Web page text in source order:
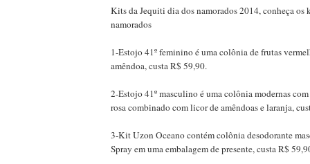
Kits da Jequiti dia dos namorados 2014, conheça os
namorados
1-Estojo 41º feminino é uma colônia de frutas
amêndoa, custa R$ 59,90.
2-Estojo 41º masculino é uma colônia modernas
rosa combinado com licor de amêndoas e laranja,
3-Kit Uzon Oceano contém colônia desodorante
Spray em uma embalagem de presente, custa R$